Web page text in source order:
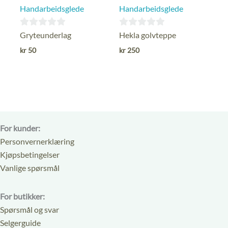
Handarbeidsglede
0
ut
Gryteunderlag
kr50
Handarbeidsglede
0
ut
Hekla golvteppe
kr 250
For kunder:
Personvernerklæring
Kjøpsbetingelser
Vanlige spørsmål
For butikker:
Spørsmål og svar
Selgerguide